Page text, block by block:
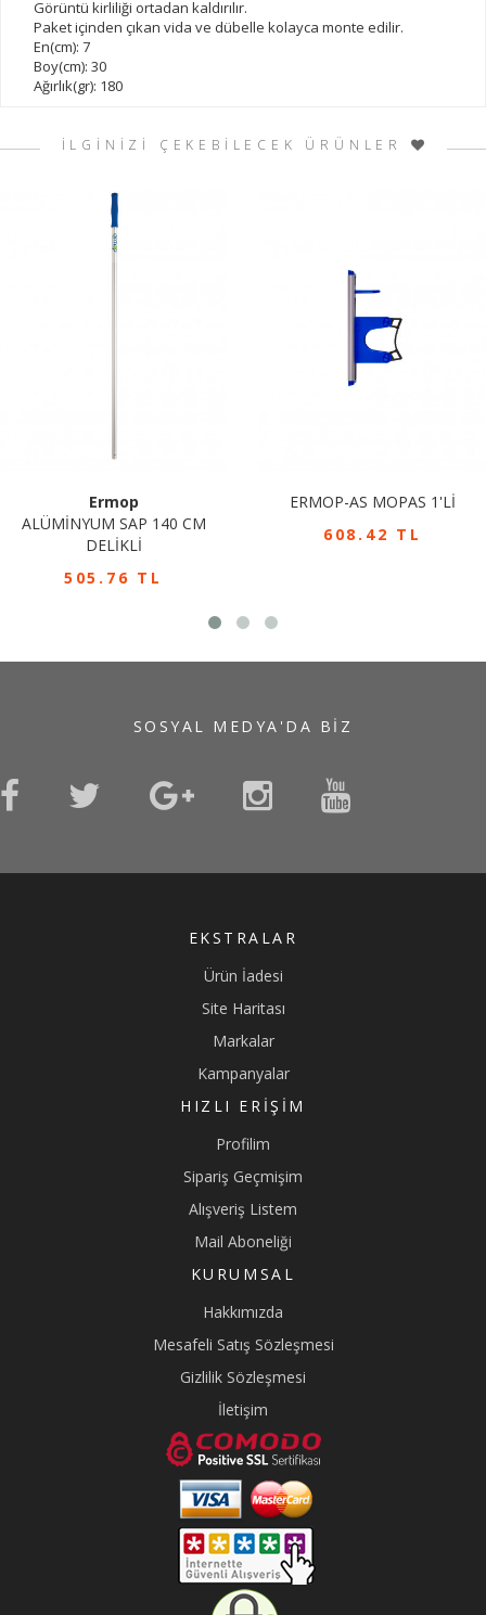
Görüntü kirliliği ortadan kaldırılır.
Paket içinden çıkan vida ve dübelle kolayca monte edilir.
En(cm): 7
Boy(cm): 30
Ağırlık(gr): 180
İLGİNİZİ ÇEKEBİLECEK ÜRÜNLER
Ermop
ALÜMİNYUM SAP 140 CM
DELİKLİ
505.76 TL
ERMOP-AS MOPAS 1'Lİ
608.42 TL
SOSYAL MEDYA'DA BIZ
EKSTRALAR
Ürün İadesi
Site Haritası
Markalar
Kampanyalar
HIZLI ERIŞIM
Profilim
Sipariş Geçmişim
Alışveriş Listem
Mail Aboneliği
KURUMSAL
Hakkımızda
Mesafeli Satış Sözleşmesi
Gizlilik Sözleşmesi
İletişim